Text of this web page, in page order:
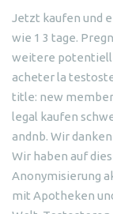
Jetzt kaufen und
wie 1 3 tage.
weitere
acheter la
title: new
legal kaufen
andnb. Wir
Wir haben auf
Anonymisierung
mit Apotheken